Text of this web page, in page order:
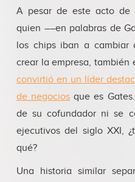
A pesar de este acto de
quien ––en palabras de
los chips iban a
crear la empresa, también
convirtió en un líder
de negocios que es
de su cofundador ni se
ejecutivos del siglo XXI,
qué?
Una historia similar